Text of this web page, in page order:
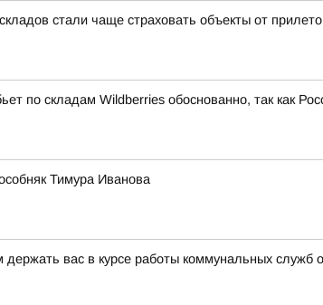
стали чаще страховать объекты от
по складам Wildberries обоснованно, так как
Тимура Иванова
вас в курсе работы коммунальных служб